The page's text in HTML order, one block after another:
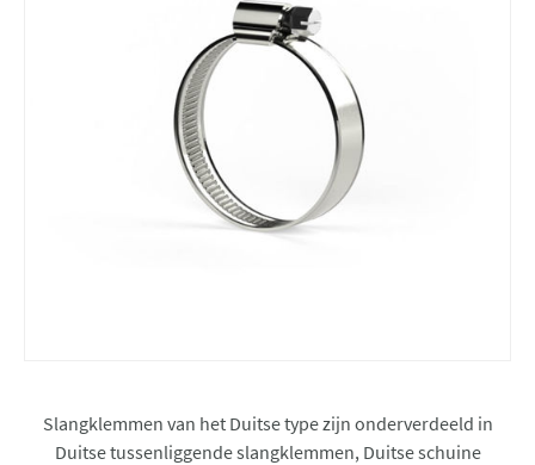
Slangklemmen van het Duitse type zijn onderverdeeld in
Duitse tussenliggende slangklemmen, Duitse schuine